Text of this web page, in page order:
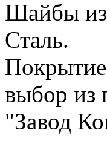
Шайбы
Сталь.
выбор из
"Завод